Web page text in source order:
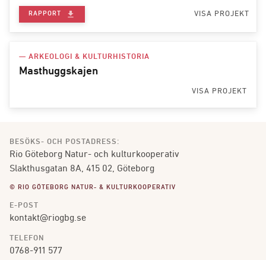
RAPPORT file_download VISA PROJEKT
— ARKEOLOGI & KULTURHISTORIA
Masthuggskajen
VISA PROJEKT
BESÖKS- OCH POSTADRESS:
Rio Göteborg Natur- och kulturkooperativ
Slakthusgatan 8A, 415 02, Göteborg
© RIO GÖTEBORG NATUR- & KULTURKOOPERATIV
E-POST
kontakt@riogbg.se
TELEFON
0768-911 577